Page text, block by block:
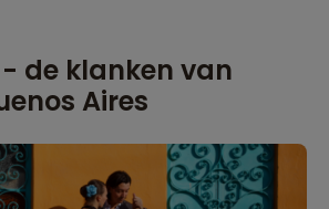
de klanken van
Aires